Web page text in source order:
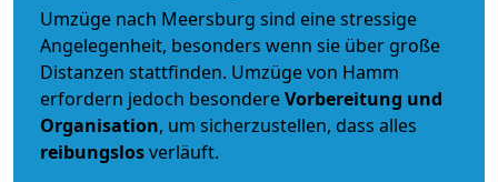
Umzüge nach Meersburg sind eine stressige
Angelegenheit, besonders wenn sie über große
Distanzen stattfinden. Umzüge von Hamm
erfordern jedoch besondereVorbereitung und
Organisation, um sicherzustellen, dass alles
reibungslosverläuft.